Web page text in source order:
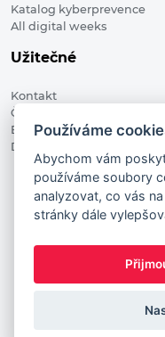
Katalog kyberprevence
All digital weeks
Užitečné
Kontakt
Členské organizace
Blog
Digitalizace ve vzdělávání
DigiKoalice
Vstup
This project has
Commission Innovation
Commission and the
Používáme
Abychom vám
používáme soubory
analyzovat, co vás
stránky dále